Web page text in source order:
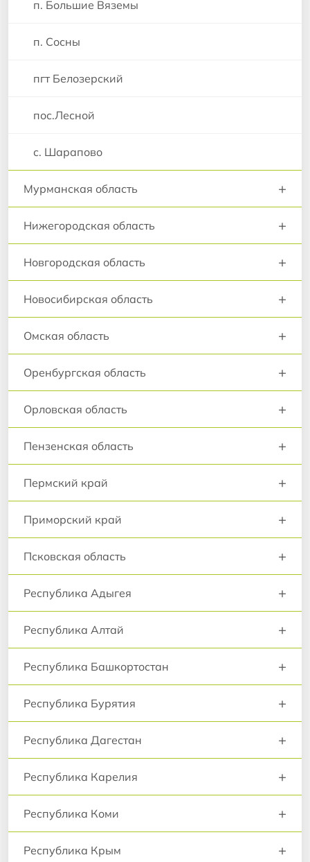
п. Большие Вяземы
п. Сосны
пгт Белозерский
пос.Лесной
с. Шарапово
Мурманская область +
Нижегородская область +
Новгородская область +
Новосибирская область +
Омская область +
Оренбургская область +
Орловская область +
Пензенская область +
Пермский край +
Приморский край +
Псковская область +
Республика Адыгея +
Республика Алтай +
Республика Башкортостан +
Республика Бурятия +
Республика Дагестан +
Республика Карелия +
Республика Коми +
Республика Крым +